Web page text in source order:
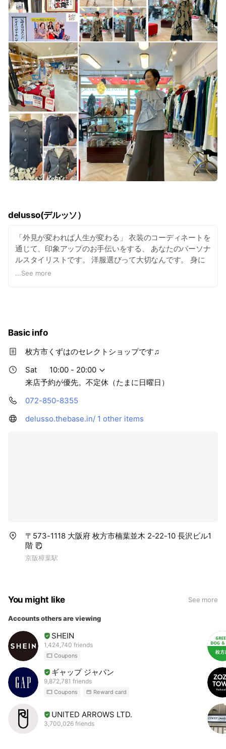
delusso(デルッソ）
「外見が変われば人生が変わる」 衣装のコーディネートを
通じて、印象アップのお手伝いをする、 あなたのパーソナ
ルスタイリストです。 洋服選びって大切なんです。 身に
つけているもので相手に抱かせるイメージが変わります。
...See more
Basic info
枚方市くずはのセレクトショップです♫
Sat
10:00 - 20:00
来店予約が優先。不定休（たまに日曜日）
072-850-8355
delusso.thebase.in/ 1 other items
〒573-1118 大阪府 枚方市楠葉並木 2-22-10 長沢ビル1
階
京阪樟葉駅
You might like See more
Accounts others are viewing
SHEIN
1,424,740 friends
Coupons
ギャップ ジャパン
9,872,781 friends
Coupons Reward card
UNITED ARROWS LTD.
3,700,026 friends